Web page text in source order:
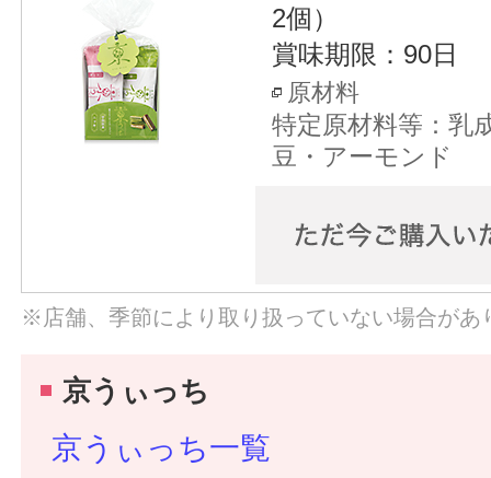
2個）
賞味期限：90日
原材料
特定原材料等：乳
豆・アーモンド
※店舗、季節により取り扱っていない場合があ
京うぃっち
京うぃっち一覧